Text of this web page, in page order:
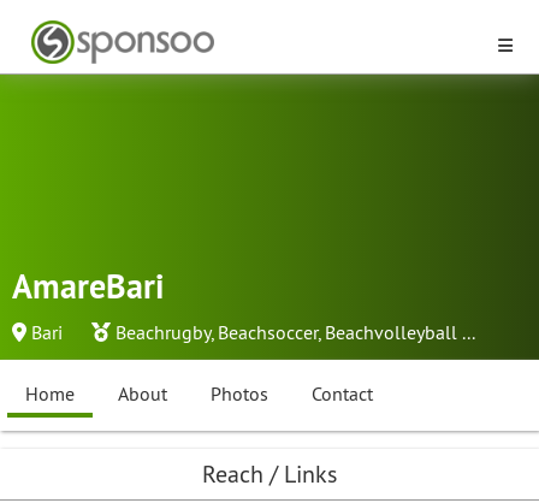
AmareBari
Bari Beachrugby, Beachsoccer, Beachvolleyball ...
Home About Photos Contact
Reach / Links